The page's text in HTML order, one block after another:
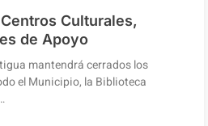
Culturales,
de Apoyo
mantendrá cerrados los
el Municipio, la Biblioteca